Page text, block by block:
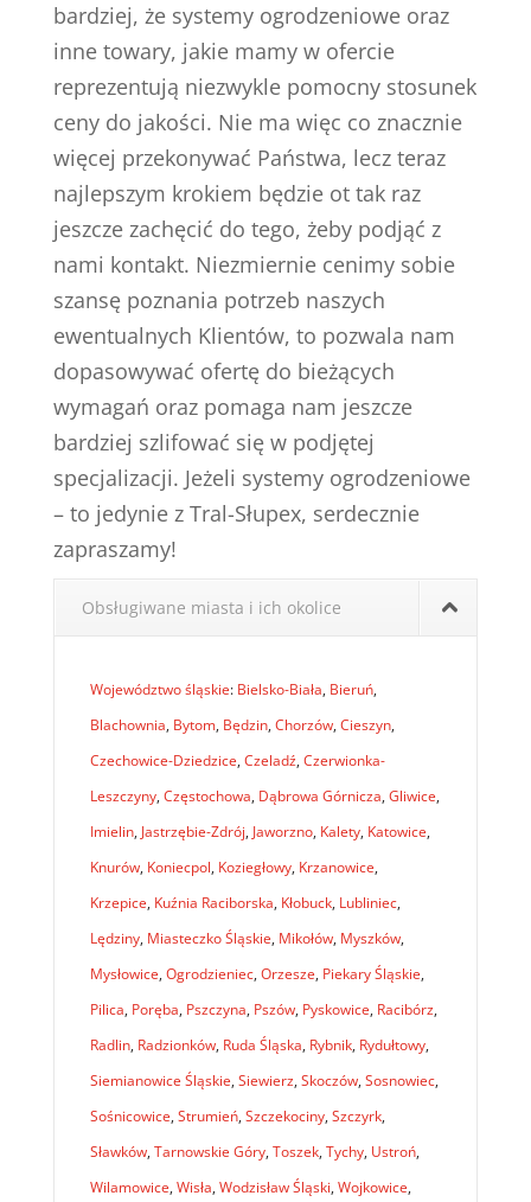
bardziej, że systemy ogrodzeniowe oraz
inne towary, jakie mamy w ofercie
reprezentują niezwykle pomocny stosunek
ceny do jakości. Nie ma więc co znacznie
więcej przekonywać Państwa, lecz teraz
najlepszym krokiem będzie ot tak raz
jeszcze zachęcić do tego, żeby podjąć z
nami kontakt. Niezmiernie cenimy sobie
szansę poznania potrzeb naszych
ewentualnych Klientów, to pozwala nam
dopasowywać ofertę do bieżących
wymagań oraz pomaga nam jeszcze
bardziej szlifować się w podjętej
specjalizacji. Jeżeli systemy ogrodzeniowe
– to jedynie z Tral-Słupex, serdecznie
zapraszamy!
Obsługiwane miasta i ich okolice
Województwo śląskie: Bielsko-Biała, Bieruń,
Blachownia, Bytom, Będzin, Chorzów, Cieszyn,
Czechowice-Dziedzice, Czeladź, Czerwionka-
Leszczyny, Częstochowa, Dąbrowa Górnicza, Gliwice,
Imielin, Jastrzębie-Zdrój, Jaworzno, Kalety, Katowice,
Knurów, Koniecpol, Koziegłowy, Krzanowice,
Krzepice, Kuźnia Raciborska, Kłobuck, Lubliniec,
Lędziny, Miasteczko Śląskie, Mikołów, Myszków,
Mysłowice, Ogrodzieniec, Orzesze, Piekary Śląskie,
Pilica, Poręba, Pszczyna, Pszów, Pyskowice, Racibórz,
Radlin, Radzionków, Ruda Śląska, Rybnik, Rydułtowy,
Siemianowice Śląskie, Siewierz, Skoczów, Sosnowiec,
Sośnicowice, Strumień, Szczekociny, Szczyrk,
Sławków, Tarnowskie Góry, Toszek, Tychy, Ustroń,
Wilamowice, Wisła, Wodzisław Śląski, Wojkowice,